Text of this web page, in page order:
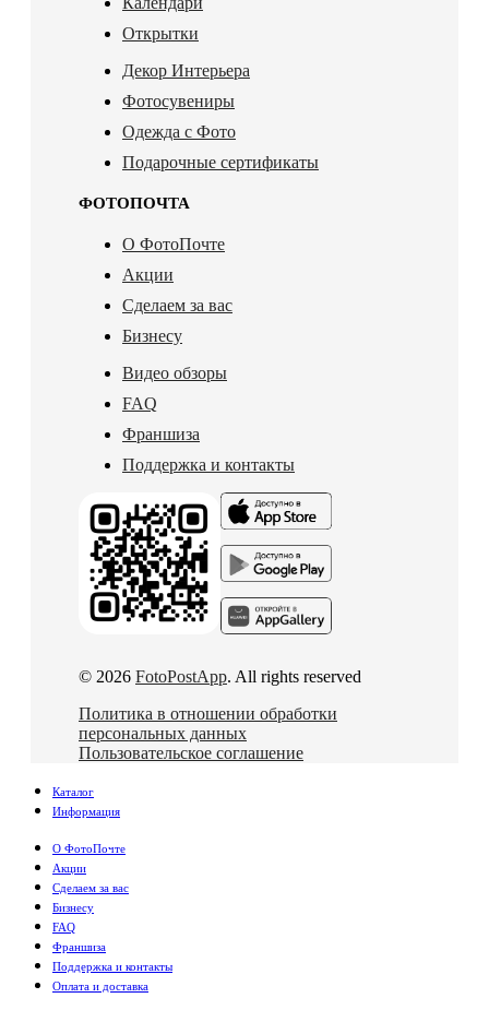
Открытки
Декор Интерьера
Фотосувениры
Одежда с Фото
Подарочные сертификаты
ФОТОПОЧТА
О ФотоПочте
Акции
Сделаем за вас
Бизнесу
Видео обзоры
FAQ
Франшиза
Поддержка и контакты
© 2026 FotoPostApp. All rights reserved
Политика в отношении обработки
персональных данных
Пользовательское соглашение
Каталог
Информация
О ФотоПочте
Акции
Сделаем за вас
Бизнесу
FAQ
Франшиза
Поддержка и контакты
Оплата и доставка